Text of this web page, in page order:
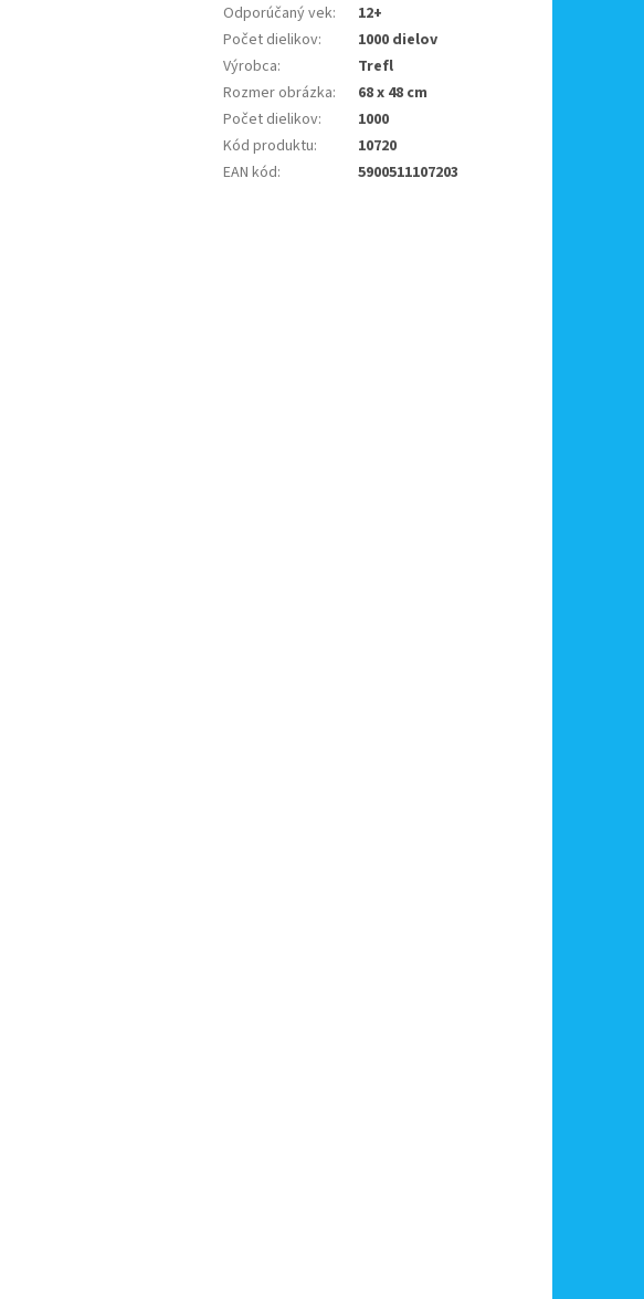
Odporúčaný vek:
12+
Počet dielikov:
1000 dielov
Výrobca:
Trefl
Rozmer obrázka:
68 x 48 cm
Počet dielikov:
1000
Kód produktu:
10720
EAN kód: 5900511107203